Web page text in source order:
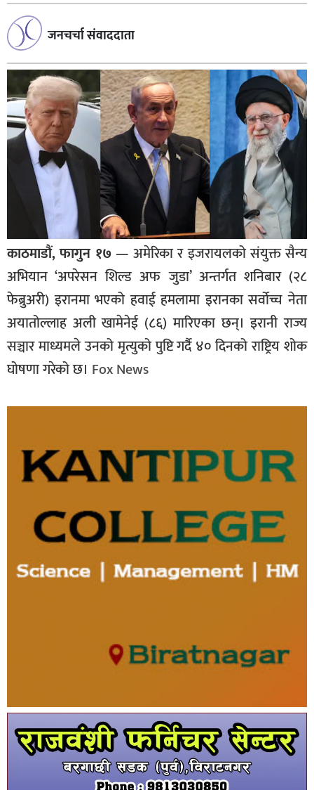
जनचर्चा संवाददाता
काठमाडौं, फागुन १७— अमेरिका र इजरायलको संयुक्त सैन्य
अभियान ‘अपरेसन शिल्ड अफ जुडा’ अन्तर्गत शनिबार (२८
फेब्रुअरी) इरानमा भएको हवाई हमलामा इरानका सर्वोच्च नेता
अयातोल्लाह अली खामेनेई (८६) मारिएका छन्। इरानी राज्य
सञ्चार माध्यमले उनको मृत्युको पुष्टि गर्दै ४० दिनको राष्ट्रिय शोक
घोषणा गरेको छ। Fox News